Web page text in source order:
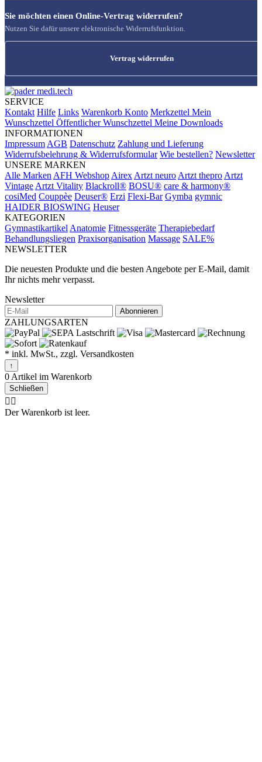
Sie möchten einen Online-Vertrag widerrufen?
Nutzen Sie dafür unsere elektronische Widerrufsfunktion.
Vertrag widerrufen
SERVICE
Kontakt Hilfe Links Warenkorb Konto Merkzettel Mein
Wunschzettel Öffentlicher Wunschzettel Meine Downloads
INFORMATIONEN
Impressum AGB Datenschutz Zahlung und Lieferung
Widerrufsbelehrung & Widerrufsformular Wie bestellen? Newsletter
UNSERE MARKEN
Alle Marken AFH Webshop Airex Artzt neuro Artzt thepro Artzt
Vintage Artzt Vitality Blackroll® BOSU® care & harmony®
cosiMed Couppèe Deuser® Erzi Flexi-Bar Gymba gymnic
HAIDER BIOSWING Heuser
KATEGORIEN
Gymnastikartikel Anatomie Fitnessgeräte Therapiebedarf
Behandlungsliegen Praxisorganisation Massage SALE%
NEWSLETTER
Die neuesten Produkte und die besten Angebote per E-Mail, damit
Ihr nichts mehr verpasst.
Newsletter
Abonnieren
ZAHLUNGSARTEN
* inkl. MwSt., zzgl. Versandkosten
↑
0 Artikel im Warenkorb
Schließen
🤷‍♂️
Der Warenkorb ist leer.